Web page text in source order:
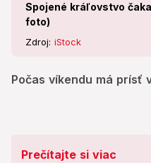
Spojené kráľovstvo
foto)
Zdroj: iStock
Počas víkendu má prísť
Prečítajte si viac